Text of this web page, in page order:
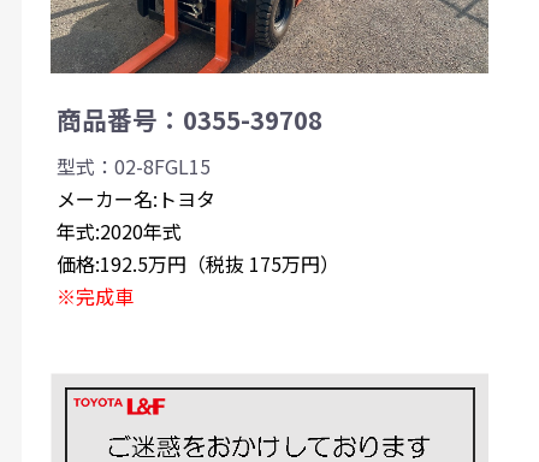
商品番号：0355-39708
型式：02-8FGL15
メーカー名:トヨタ
年式:2020年式
価格:192.5万円（税抜 175万円）
※完成車